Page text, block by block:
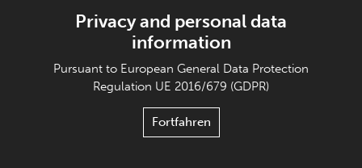
Privacy and personal data
information
Pursuant to European General Data Protection
Regulation UE 2016/679 (GDPR)
Fortfahren